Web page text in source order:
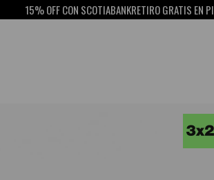
15% OFF CON SCOTIABANKRETIRO GRATIS EN PICK UP